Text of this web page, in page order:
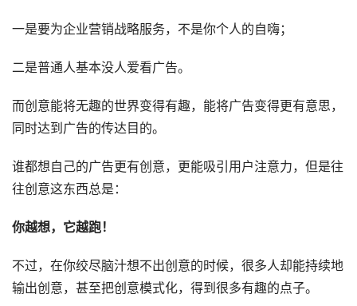
一是要为企业营销战略服务，不是你个人的自嗨；
二是普通人基本没人爱看广告。
而创意能将无趣的世界变得有趣，能将广告变得更有意思，
同时达到广告的传达目的。
谁都想自己的广告更有创意，更能吸引用户注意力，但是往
往创意这东西总是：
你越想，它越跑！
不过，在你绞尽脑汁想不出创意的时候，很多人却能持续地
输出创意，甚至把创意模式化，得到很多有趣的点子。